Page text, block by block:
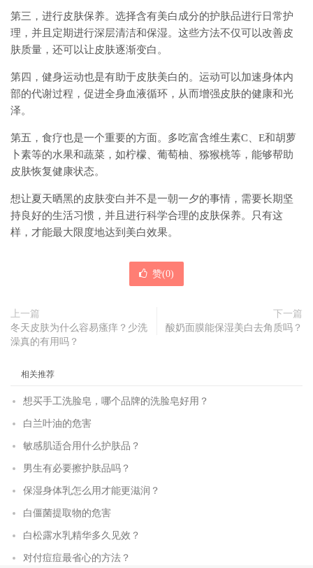
第三，进行皮肤保养。选择含有美白成分的护肤品进行日常护
理，并且定期进行深层清洁和保湿。这些方法不仅可以改善皮
肤质量，还可以让皮肤逐渐变白。
第四，健身运动也是有助于皮肤美白的。运动可以加速身体内
部的代谢过程，促进全身血液循环，从而增强皮肤的健康和光
泽。
第五，食疗也是一个重要的方面。多吃富含维生素C、E和胡萝
卜素等的水果和蔬菜，如柠檬、葡萄柚、猕猴桃等，能够帮助
皮肤恢复健康状态。
想让夏天晒黑的皮肤变白并不是一朝一夕的事情，需要长期坚
持良好的生活习惯，并且进行科学合理的皮肤保养。只有这
样，才能最大限度地达到美白效果。
赞(0)
上一篇
冬天皮肤为什么容易瘙痒？少洗
澡真的有用吗？
下一篇
酸奶面膜能保湿美白去角质吗？
相关推荐
想买手工洗脸皂，哪个品牌的洗脸皂好用？
白兰叶油的危害
敏感肌适合用什么护肤品？
男生有必要擦护肤品吗？
保湿身体乳怎么用才能更滋润？
白僵菌提取物的危害
白松露水乳精华多久见效？
对付痘痘最省心的方法？